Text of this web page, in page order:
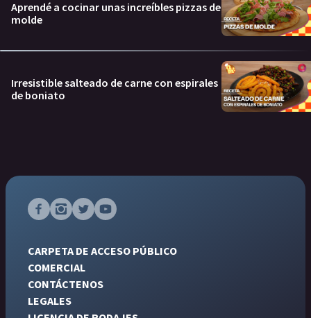
Aprendé a cocinar unas increíbles pizzas de
molde
Irresistible salteado de carne con espirales
de boniato
CARPETA DE ACCESO PÚBLICO
COMERCIAL
CONTÁCTENOS
LEGALES